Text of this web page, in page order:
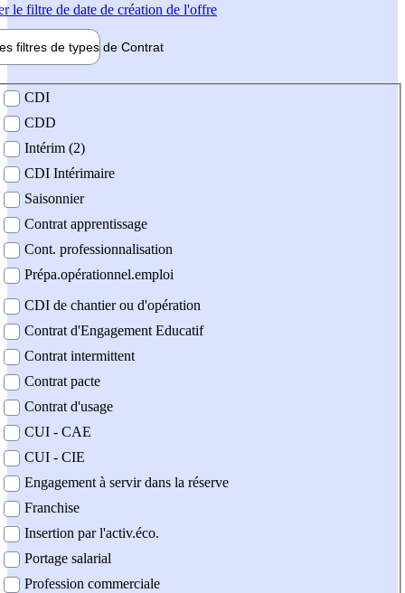
le filtre de date de création de l'offre
filtres de types de Contrat
contrat
CDI
CDD
Intérim (2)
CDI Intérimaire
Saisonnier
Contrat apprentissage
Cont. professionnalisation
Prépa.opérationnel.emploi
CDI de chantier ou d'opération
Contrat d'Engagement Educatif
Contrat intermittent
Contrat pacte
Contrat d'usage
CUI - CAE
CUI - CIE
Engagement à servir dans la réserve
Franchise
Insertion par l'activ.éco.
Portage salarial
Profession commerciale